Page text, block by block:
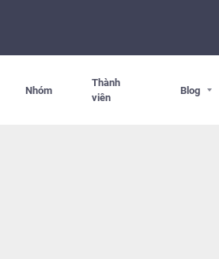
Nhóm
Thành
viên
Blog